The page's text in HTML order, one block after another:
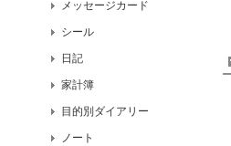
メッセージカード
シール
日記
家計簿
目的別ダイアリー
ノート